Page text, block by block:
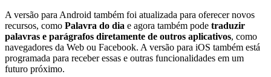
A versão para Android também foi atualizada para oferecer novos
recursos, como Palavra do dia e agora também pode traduzir
palavras e parágrafos diretamente de outros aplicativos, como
navegadores da Web ou Facebook. A versão para iOS também está
programada para receber essas e outras funcionalidades em um
futuro próximo.